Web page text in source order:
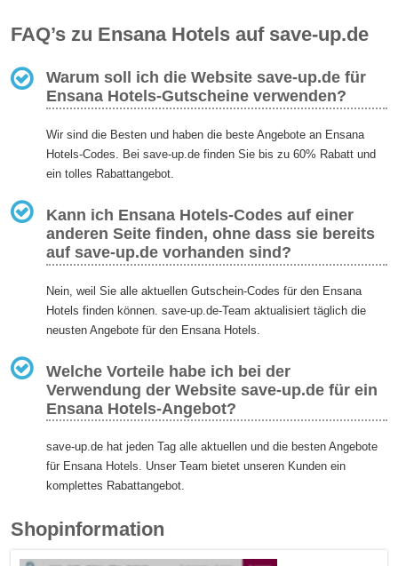
FAQ’s zu Ensana Hotels auf save-up.de
Warum soll ich die Website save-up.de für
Ensana Hotels-Gutscheine verwenden?
Wir sind die Besten und haben die beste Angebote an Ensana
Hotels-Codes. Bei save-up.de finden Sie bis zu 60% Rabatt und
ein tolles Rabattangebot.
Kann ich Ensana Hotels-Codes auf einer
anderen Seite finden, ohne dass sie bereits
auf save-up.de vorhanden sind?
Nein, weil Sie alle aktuellen Gutschein-Codes für den Ensana
Hotels finden können. save-up.de-Team aktualisiert täglich die
neusten Angebote für den Ensana Hotels.
Welche Vorteile habe ich bei der
Verwendung der Website save-up.de für ein
Ensana Hotels-Angebot?
save-up.de hat jeden Tag alle aktuellen und die besten Angebote
für Ensana Hotels. Unser Team bietet unseren Kunden ein
komplettes Rabattangebot.
Shopinformation